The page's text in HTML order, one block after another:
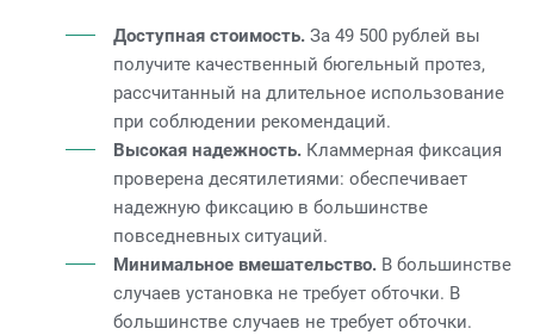
Доступная стоимость. За 49 500 рублей вы
получите качественный бюгельный протез,
рассчитанный на длительное использование
при соблюдении рекомендаций.
Высокая надежность. Кламмерная фиксация
проверена десятилетиями: обеспечивает
надежную фиксацию в большинстве
повседневных ситуаций.
Минимальное вмешательство. В большинстве
случаев установка не требует обточки. В
большинстве случаев не требует обточки.